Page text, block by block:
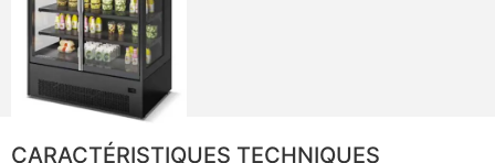
CARACTÉRISTIQUES TECHNIQUES